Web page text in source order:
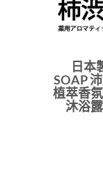
日本
SOAP
植萃香
沐浴